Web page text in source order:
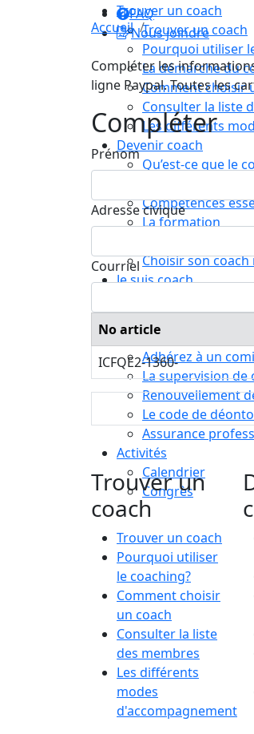
FAQ
Nous joindre
Trouver un coach
Trouver un coach
Pourquoi utiliser
La démarche du
Comment choisir
Consulter la liste
Les différents
Devenir coach
Qu’est-ce que le
Compétences
La formation
Choisir son
Je suis coach
Les avantages ICF
Adhérez à un
La supervision de
Renouvellement
Le code de
Assurance
Activités
Calendrier
Congrès
Accueil
Compléter les
ligne Paypal. Toutes les
Compléter
Prénom
Adresse civique
Courriel
No article
ICFQE2-1360-
Trouver un
coach
Trouver un coach
Pourquoi utiliser
le coaching?
Comment choisir
un coach
Consulter la liste
des membres
Les différents
modes
d'accompagnement